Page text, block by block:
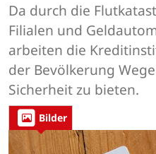
Da durch die
Filialen und
arbeiten die
der Bevölkerung
Sicherheit zu bieten.
Bilder